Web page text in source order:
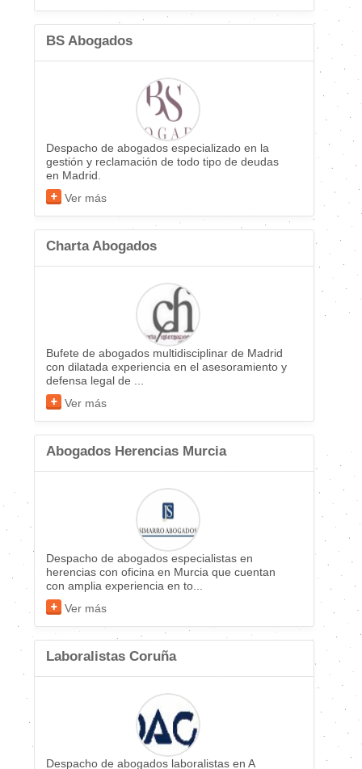
BS Abogados
Despacho de abogados especializado en la
gestión y reclamación de todo tipo de deudas
en Madrid.
Ver más
Charta Abogados
Bufete de abogados multidisciplinar de Madrid
con dilatada experiencia en el asesoramiento y
defensa legal de ...
Ver más
Abogados Herencias Murcia
Despacho de abogados especialistas en
herencias con oficina en Murcia que cuentan
con amplia experiencia en to...
Ver más
Laboralistas Coruña
Despacho de abogados laboralistas en A